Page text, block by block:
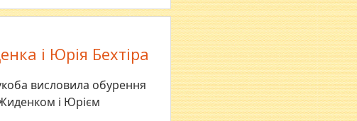
і Юрія Бехтіра
висловила обурення
і Юрієм